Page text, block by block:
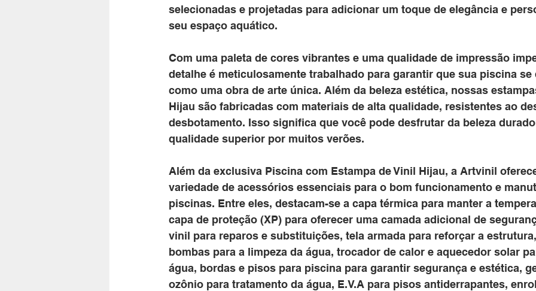
selecionadas e projetadas para adicionar um toque de elegância e
seu espaço aquático.
Com uma paleta de cores vibrantes e uma qualidade de impressão
detalhe é meticulosamente trabalhado para garantir que sua piscina se
como uma obra de arte única. Além da beleza estética, nossas
Hijau são fabricadas com materiais de alta qualidade, resistentes ao
desbotamento. Isso significa que você pode desfrutar da beleza
qualidade superior por muitos verões.
Além da exclusiva Piscina com Estampa de Vinil Hijau, a Artvinil
variedade de acessórios essenciais para o bom funcionamento e
piscinas. Entre eles, destacam-se a capa térmica para manter a
capa de proteção (XP) para oferecer uma camada adicional de
vinil para reparos e substituições, tela armada para reforçar a
bombas para a limpeza da água, trocador de calor e aquecedor solar
água, bordas e pisos para piscina para garantir segurança e estética,
ozônio para tratamento da água, E.V.A para pisos antiderrapantes,